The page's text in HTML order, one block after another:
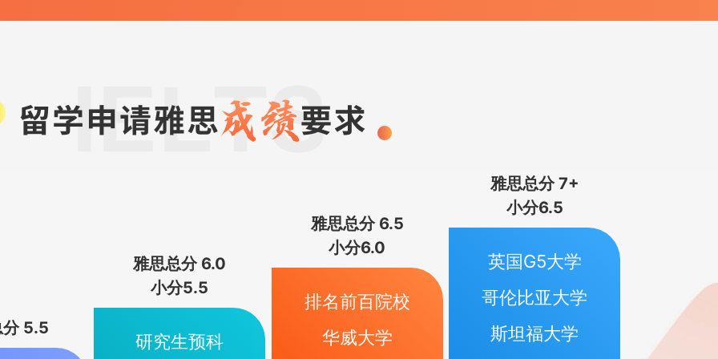
分 5.5
雅思总分 6.0
小分5.5
研究生预科
雅思总分 6.5
小分6.0
排名前百院校
华威大学
雅思总分 7+
小分6.5
英国G5大学
哥伦比亚大学
斯坦福大学